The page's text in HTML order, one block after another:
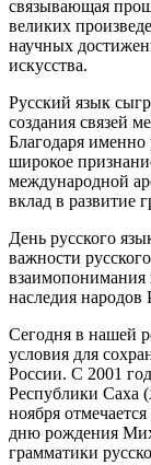
связывающая
великих
научных
искусства.
Русский язык
создания связей
Благодаря именно
широкое
международной
вклад в развитие
День русского
важности
взаимопонимания
наследия
Сегодня в нашей
условия для
России. С 2001
Республики Саха
ноября
дню рождения
грамматики